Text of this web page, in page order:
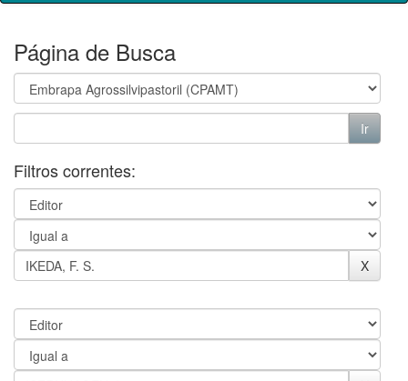
Página de Busca
Filtros correntes: